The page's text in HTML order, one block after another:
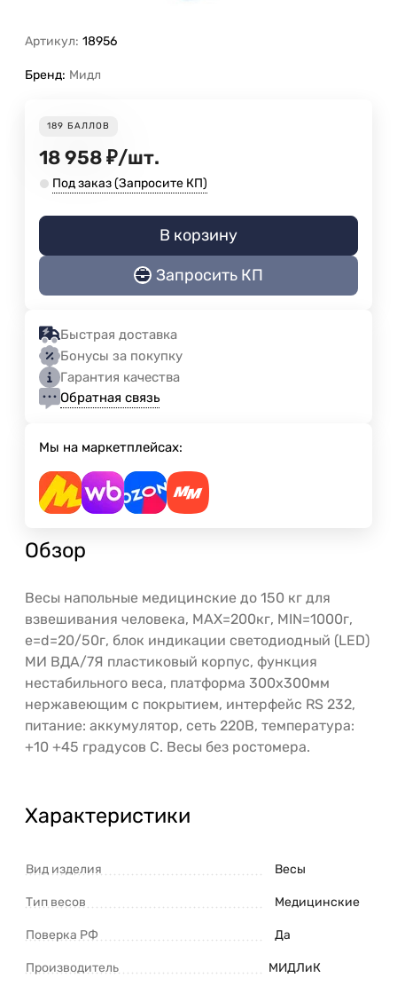
Артикул: 18956
Бренд: Мидл
189 БАЛЛОВ
18 958 ₽/шт.
Под заказ (Запросите КП)
В корзину
Запросить КП
Быстрая доставка
Бонусы за покупку
Гарантия качества
Обратная связь
Мы на маркетплейсах:
Обзор
Весы напольные медицинские до 150 кг для
взвешивания человека, MAX=200кг, MIN=1000г,
e=d=20/50г, блок индикации светодиодный (LED)
МИ ВДА/7Я пластиковый корпус, функция
нестабильного веса, платформа 300х300мм
нержавеющим с покрытием, интерфейс RS 232,
питание: аккумулятор, сеть 220В, температура:
+10 +45 градусов С. Весы без ростомера.
Характеристики
Вид изделия Весы
Тип весов Медицинские
Поверка РФ Да
Производитель МИДЛиК